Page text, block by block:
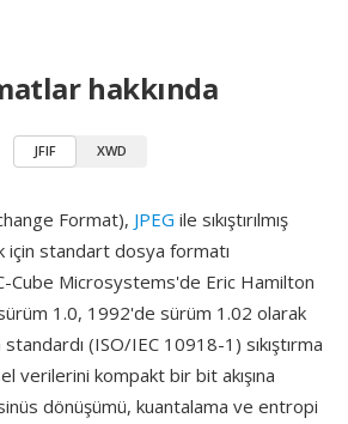
hakkında
JFIF XWD
Format), JPEG ile sıkıştırılmış
için standart dosya formatı
Cube Microsystems'de Eric Hamilton
1.0, 1992'de sürüm 1.02 olarak
standardı (ISO/IEC 10918-1) sıkıştırma
verilerini kompakt bir bit akışına
dönüşümü, kuantalama ve entropi